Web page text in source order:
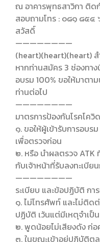
ณ อาคารพุทธสาวิกา ติด
สอบถามโทร : ๐๘๑ ๘๕
สวัสดิ์
————————
(heart)(heart)(heart)
หากท่านสมัคร 3 ช่องทา
อบรม 100% ขอให้มาต
ท่านต่อไป
————————
มาตรการป้องกันโรคโควิด
๑. ขอให้ผู้เข้ารับการอบ
เพื่อตรวจก่อน
๒. หรือ นำผลตรวจ ATK
กับเจ้าหน้าที่รับลงทะเบีย
————————
ระเบียบ และข้อปฏิบัติ ก
๑. ไม่โทรศัพท์ และไม่ติด
ปฏิบัติ เว้นแต่มีเหตุจำเป็น
๒. พูดน้อยไม่เสียงดัง ก่
๓. ในขณะเข้าอยู่ปฏิบัติต